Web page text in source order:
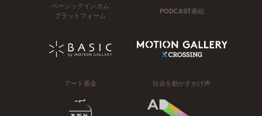
ベーシックインカム
プラットフォーム
PODCAST番組
アート基金 社会を動かすかけ声